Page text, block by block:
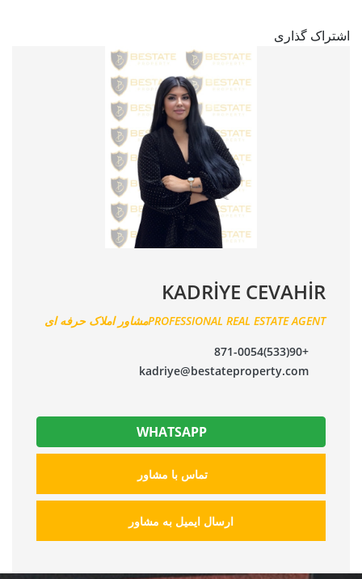
اشتراک گذاری
KADRİYE CEVAHİR
PROFESSIONAL REAL ESTATE AGENTمشاور املاک حرفه ای
+90(533)871-0054
kadriye@bestateproperty.com
WHATSAPP
تماس با مشاور
ارسال ایمیل به مشاور